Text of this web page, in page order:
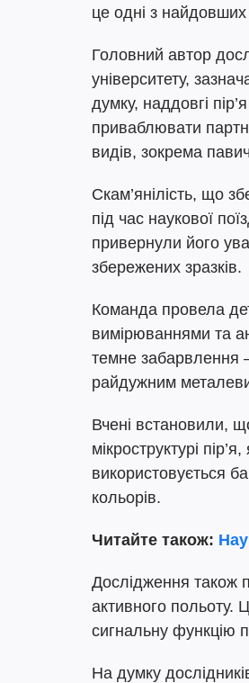
це одні з найдовших
Головний автор
університету,
думку, наддовгі
приваблювати
видів, зокрема
Скам’янілість, що
під час наукової
привернули його
збережених зразків.
Команда провела
вимірюваннями та
темне забарвлення
райдужним
Вчені встановили,
мікроструктурі
використовується
кольорів.
Читайте також:
Дослідження також
активного польоту.
сигнальну функцію
На думку